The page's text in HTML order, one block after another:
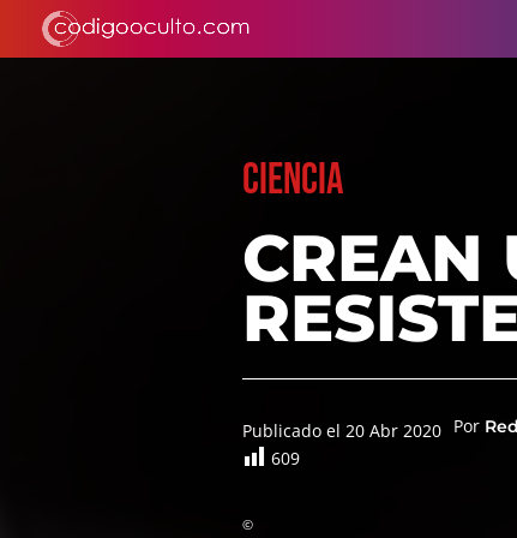
CIENCIA
CREAN
Publicado el 20 Abr 2020 Por
609
©